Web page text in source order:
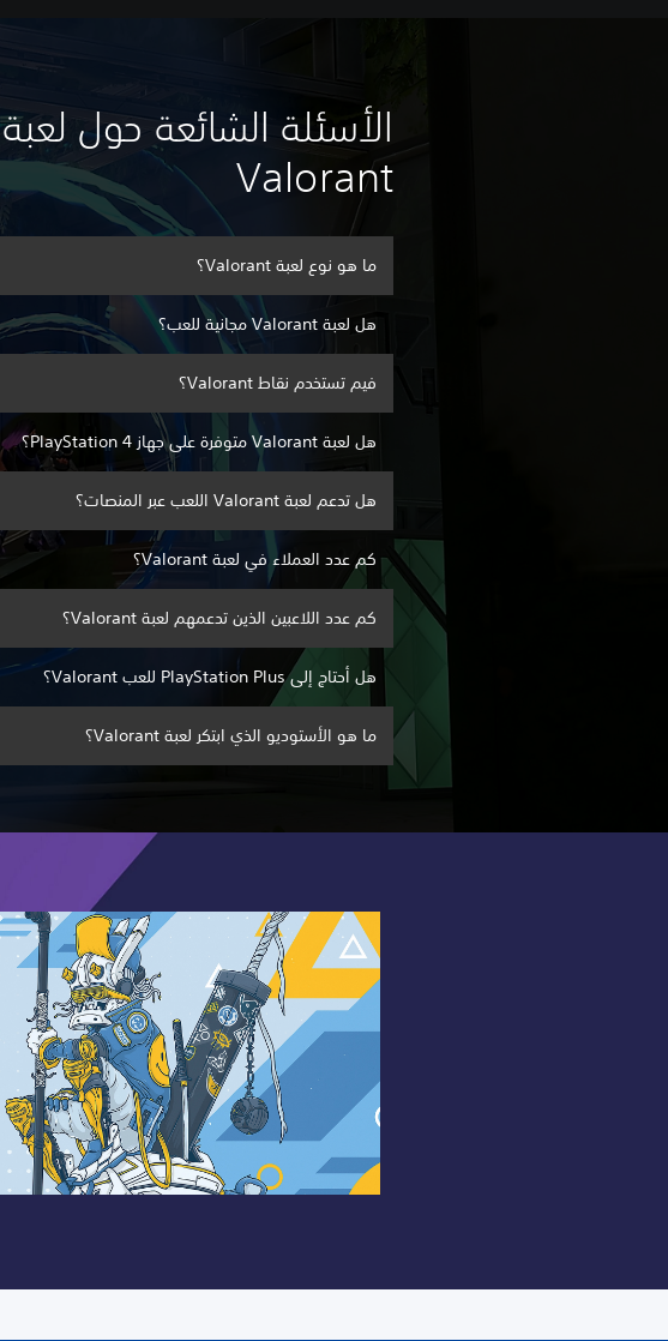
الأسئلة الشائعة حول لعبة
Valorant
ما هو نوع لعبة Valorant؟
هل لعبة Valorant مجانية للعب؟
فيم تستخدم نقاط Valorant؟
هل لعبة Valorant متوفرة على جهاز PlayStation 4؟
هل تدعم لعبة Valorant اللعب عبر المنصات؟
كم عدد العملاء في لعبة Valorant؟
كم عدد اللاعبين الذين تدعمهم لعبة Valorant؟
هل أحتاج إلى PlayStation Plus للعب Valorant؟
ما هو الأستوديو الذي ابتكر لعبة Valorant؟